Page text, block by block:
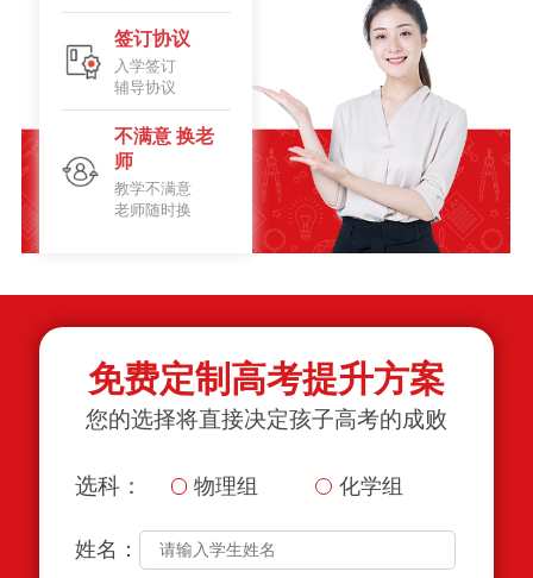
签订协议
入学签订
辅导协议
不满意 换老
师
教学不满意
老师随时换
免费定制高考提升方案
您的选择将直接决定孩子高考的成败
选科： 物理组 化学组
姓名：